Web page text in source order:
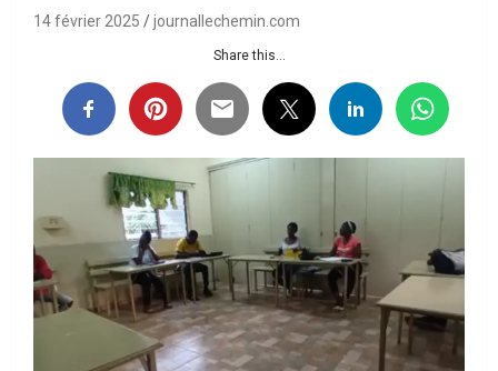
14 février 2025 journallechemin.com
Share this...